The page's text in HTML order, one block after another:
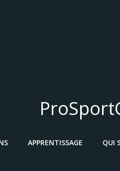
APPRENTISSAGE QUI